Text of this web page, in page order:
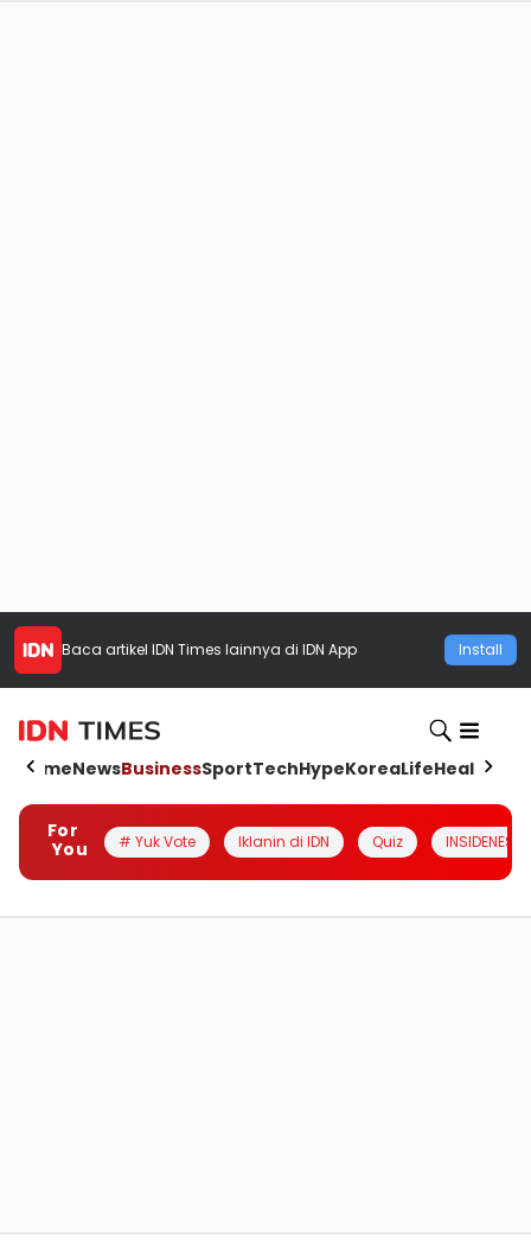
Baca artikel IDN Times lainnya di IDN App Install
HomeNewsBusinessSportTechHypeKoreaLifeHealth
For
You
# Yuk Vote Iklanin di IDN Quiz INSIDENESIA